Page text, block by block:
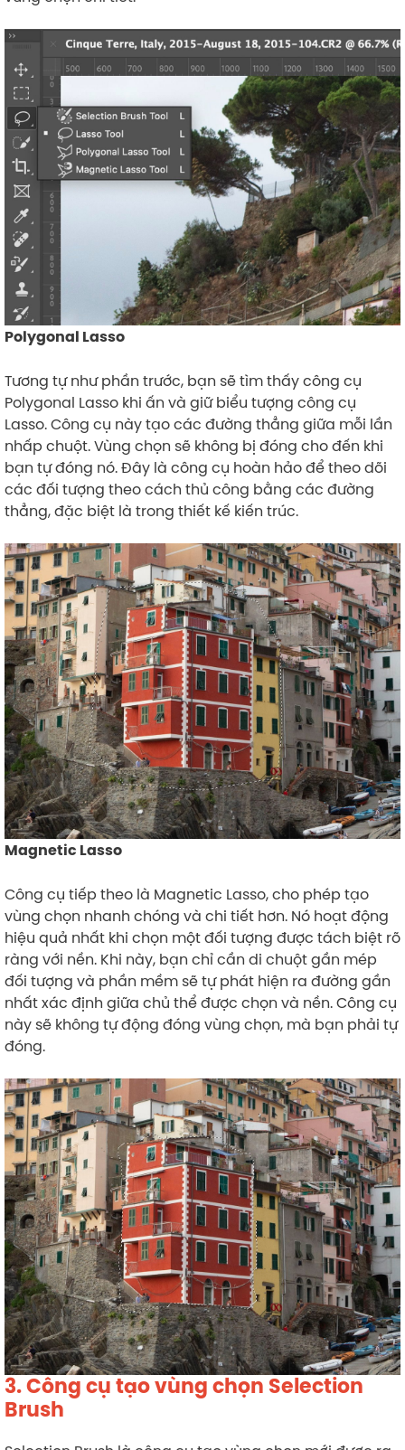
Polygonal Lasso
Tương tự như phần trước, bạn sẽ tìm thấy công cụ
Polygonal Lasso khi ấn và giữ biểu tượng công cụ
Lasso. Công cụ này tạo các đường thẳng giữa mỗi lần
nhấp chuột. Vùng chọn sẽ không bị đóng cho đến khi
bạn tự đóng nó. Đây là công cụ hoàn hảo để theo dõi
các đối tượng theo cách thủ công bằng các đường
thẳng, đặc biệt là trong thiết kế kiến ​​trúc.
Magnetic Lasso
Công cụ tiếp theo là Magnetic Lasso, cho phép tạo
vùng chọn nhanh chóng và chi tiết hơn. Nó hoạt động
hiệu quả nhất khi chọn một đối tượng được tách biệt rõ
ràng với nền. Khi này, bạn chỉ cần di chuột gần mép
đối tượng và phần mềm sẽ tự phát hiện ra đường gần
nhất xác định giữa chủ thể được chọn và nền. Công cụ
này sẽ không tự động đóng vùng chọn, mà bạn phải tự
đóng.
3. Công cụ tạo vùng chọn Selection
Brush